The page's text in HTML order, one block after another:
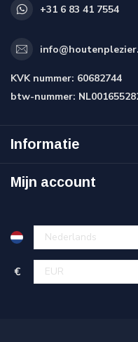
+31 6 83 41 7554
KVK nummer: 60682744
btw-nummer:
Informatie
Mijn account
€